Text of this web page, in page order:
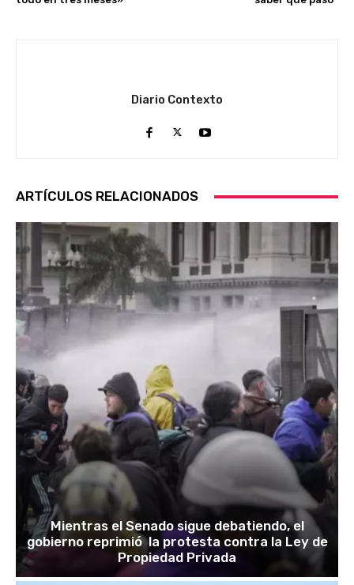
Diario Contexto
ARTÍCULOS RELACIONADOS
Mientras el Senado sigue debatiendo, el
gobierno reprimió la protesta contra la Ley de
Propiedad Privada